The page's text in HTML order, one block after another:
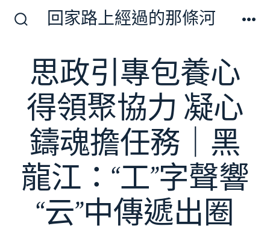
開
關
回家路上經過的那條河
思政引專包養心
得領聚協力 凝心
鑄魂擔任務｜黑
龍江：“工”字聲響
“云”中傳遞出圈